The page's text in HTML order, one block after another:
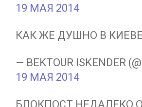
19 МАЯ 2014
КАК ЖЕ ДУШНО В
— BEKTOUR ISKENDER
19 МАЯ 2014
БЛОКПОСТ НЕДАЛЕКО